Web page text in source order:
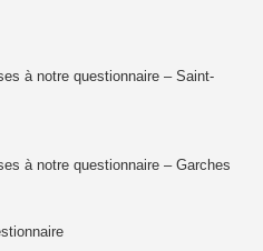
à notre questionnaire – Saint-
à notre questionnaire – Garches